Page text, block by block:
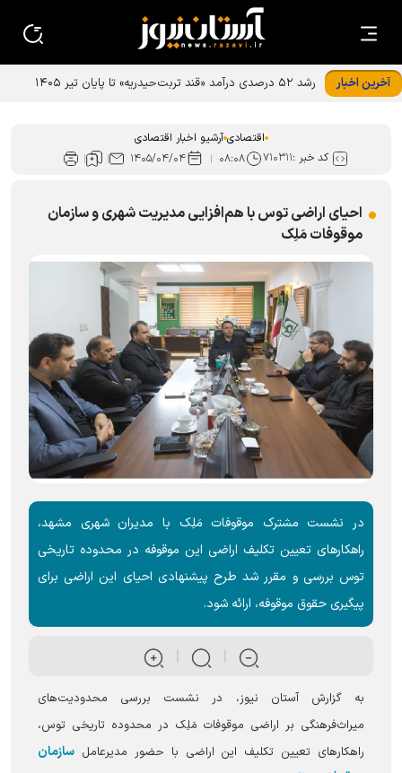
آخرین اخبار
اقتصادی آرشیو اخبار اقتصادی
کد خبر :۷۱۰۳۱۱ ۰۸:۰۸ ۱۴۰۵/۰۴/۰۴
احیای اراضی توس با هم‌افزایی مدیریت شهری و سازمان
موقوفات مَلِک
در نشست مشترک موقوفات مَلِک با مدیران شهری مشهد،
راهکار‌های تعیین تکلیف اراضی این موقوفه در محدوده تاریخی
توس بررسی و مقرر شد طرح پیشنهادی احیای این اراضی برای
پیگیری حقوق موقوفه، ارائه شود.
به گزارش آستان نیوز، در نشست بررسی محدودیت‌های
میراث‌فرهنگی بر اراضی موقوفات مَلِک در محدوده تاریخی توس،
راهکارهای تعیین تکلیف این اراضی با حضور مدیرعامل سازمان